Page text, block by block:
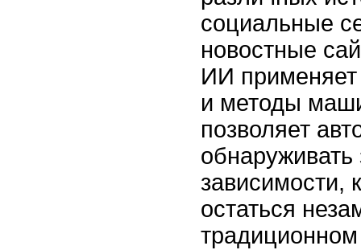
социальные
новостные
ИИ
и методы
позволяет
обнаруживать
зависимости,
остаться